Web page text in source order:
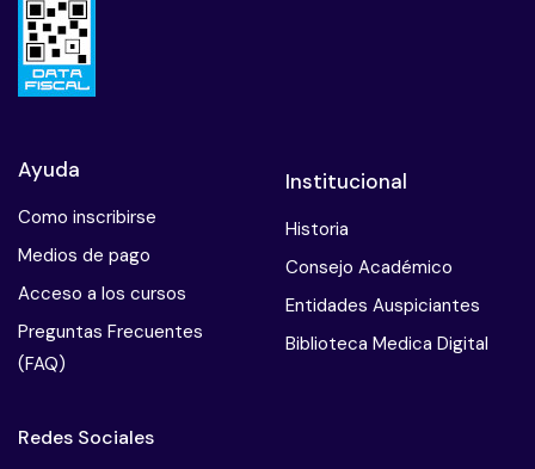
Ayuda
Como inscribirse
Medios de pago
Acceso a los cursos
Preguntas Frecuentes
(FAQ)
Institucional
Historia
Consejo Académico
Entidades Auspiciantes
Biblioteca Medica Digital
Redes Sociales